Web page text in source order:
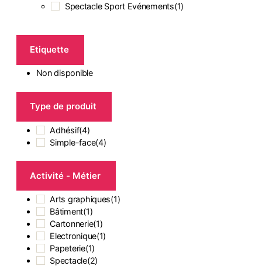
Spectacle Sport Evénements(1)
Etiquette
Non disponible
Type de produit
Adhésif(4)
Simple-face(4)
Activité - Métier
Arts graphiques(1)
Bâtiment(1)
Cartonnerie(1)
Electronique(1)
Papeterie(1)
Spectacle(2)